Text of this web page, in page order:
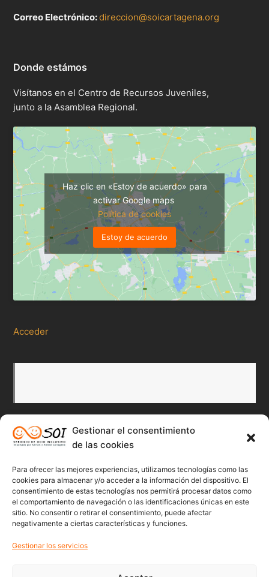
Gestionar el consentimiento
de las cookies
Para ofrecer las mejores experiencias, utilizamos tecnologías como las
cookies para almacenar y/o acceder a la información del dispositivo. El
consentimiento de estas tecnologías nos permitirá procesar datos como
el comportamiento de navegación o las identificaciones únicas en este
sitio. No consentir o retirar el consentimiento, puede afectar
negativamente a ciertas características y funciones.
Gestionar los servicios
Correo Electrónico:direccion@soicartagena.org
Donde estámos
Visítanos en el Centro de Recursos Juveniles,
junto a la Asamblea Regional.
Haz clic en «Estoy de acuerdo» para
activar Google maps
Política de cookies
Estoy de acuerdo
Acceder
Redes Sociales
Twitter
Facebook
Youtube